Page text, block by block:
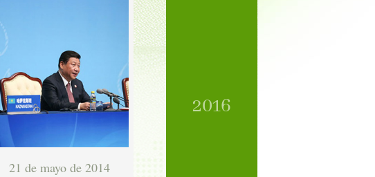
2016
21 de mayo de 2014